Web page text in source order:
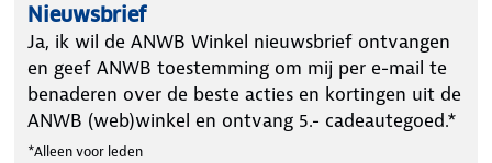
Nieuwsbrief
Ja, ik wil de ANWB Winkel nieuwsbrief ontvangen
en geef ANWB toestemming om mij per e-mail te
benaderen over de beste acties en kortingen uit de
ANWB (web)winkel en ontvang 5.- cadeautegoed.*
*Alleen voor leden